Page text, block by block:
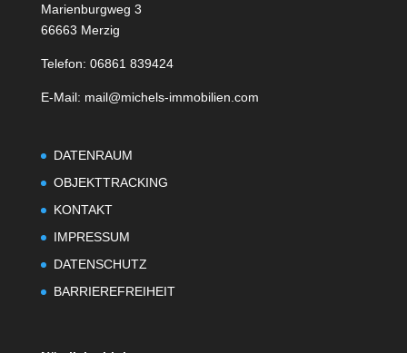
Marienburgweg 3
66663 Merzig
Telefon: 06861 839424
E-Mail: mail@michels-immobilien.com
DATENRAUM
OBJEKTTRACKING
KONTAKT
IMPRESSUM
DATENSCHUTZ
BARRIEREFREIHEIT